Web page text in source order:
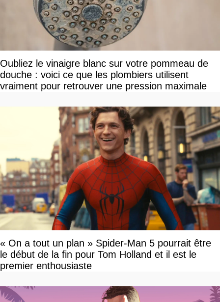
Oubliez le vinaigre blanc sur votre pommeau de
douche : voici ce que les plombiers utilisent
vraiment pour retrouver une pression maximale
« On a tout un plan » Spider-Man 5 pourrait être
le début de la fin pour Tom Holland et il est le
premier enthousiaste